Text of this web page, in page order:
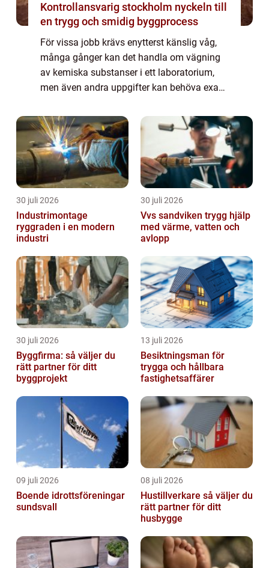
Kontrollansvarig stockholm nyckeln till
en trygg och smidig byggprocess
För vissa jobb krävs enytterst känslig våg,
många gånger kan det handla om vägning
av kemiska substanser i ett laboratorium,
men även andra uppgifter kan behöva exakt
som kan få fram precisa resultathela vägen
...
30 juli 2026
Industrimontage
ryggraden i en modern
industri
30 juli 2026
Vvs sandviken trygg hjälp
med värme, vatten och
avlopp
30 juli 2026
Byggfirma: så väljer du
rätt partner för ditt
byggprojekt
13 juli 2026
Besiktningsman för
trygga och hållbara
fastighetsaffärer
09 juli 2026
Boende idrottsföreningar
sundsvall
08 juli 2026
Hustillverkare så väljer du
rätt partner för ditt
husbygge